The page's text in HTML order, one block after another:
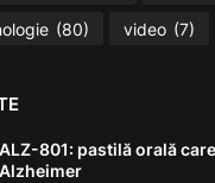
(80) video (7)
ALZ-801: pastilă orală
Alzheimer